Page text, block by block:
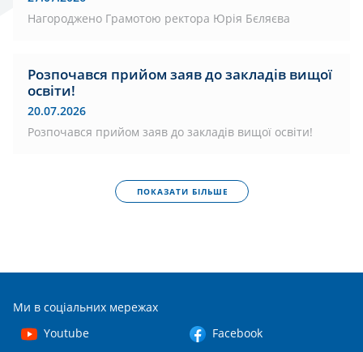
Нагороджено Грамотою ректора Юрія Бєляєва
Розпочався прийом заяв до закладів вищої
освіти!
20.07.2026
Розпочався прийом заяв до закладів вищої освіти!
ПОКАЗАТИ БІЛЬШЕ
Ми в соціальних мережах
Youtube
Facebook